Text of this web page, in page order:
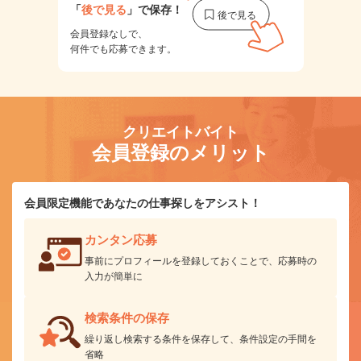
「後で見る 」で保存！
会員登録なしで、
何件でも応募できます。
クリエイトバイト
会員登録のメリット
会員限定機能であなたの仕事探しをアシスト！
カンタン応募
事前にプロフィールを登録しておくことで、応募時の
入力が簡単に
検索条件の保存
繰り返し検索する条件を保存して、条件設定の手間を
省略